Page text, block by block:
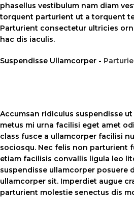
phasellus vestibulum nam diam
torquent parturient ut a torquent
Parturient consectetur ultricies
hac dis iaculis.
Suspendisse Ullamcorper -
Accumsan ridiculus suspendisse
metus mi urna facilisi eget amet
class fusce a ullamcorper facilisi
sociosqu. Nec felis non parturient
etiam facilisis convallis ligula leo
suspendisse ullamcorper posuere
ullamcorper sit. Imperdiet augue
parturient molestie senectus dis